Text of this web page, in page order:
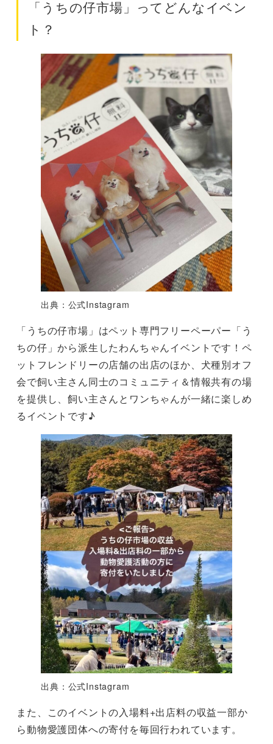
「うちの仔市場」ってどんなイベン
ト？
出典：公式Instagram
「うちの仔市場」はペット専門フリーペーパー「う
ちの仔」から派生したわんちゃんイベントです！ペ
ットフレンドリーの店舗の出店のほか、犬種別オフ
会で飼い主さん同士のコミュニティ＆情報共有の場
を提供し、飼い主さんとワンちゃんが一緒に楽しめ
るイベントです♪
出典：公式Instagram
また、このイベントの入場料+出店料の収益一部か
ら動物愛護団体への寄付を毎回行われています。